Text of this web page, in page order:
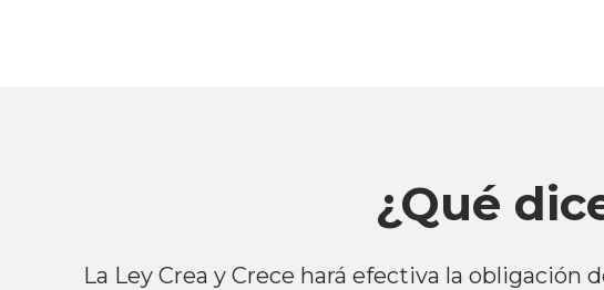
¿Qué
La Ley Crea y Crece hará efectiva la obligación